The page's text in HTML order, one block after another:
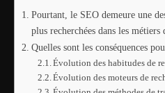
Pourtant, le SEO demeure une
plus recherchées dans les métiers
Quelles sont les conséquences
Évolution des habitudes de
Évolution des moteurs de